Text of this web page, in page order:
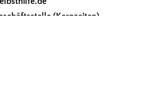
(Kernzeiten)